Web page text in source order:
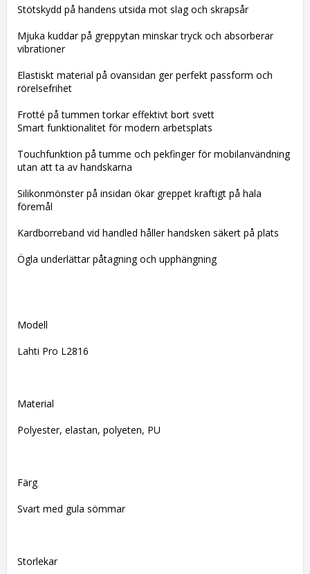
Stötskydd på handens utsida mot slag och skrapsår
Mjuka kuddar på greppytan minskar tryck och absorberar
vibrationer
Elastiskt material på ovansidan ger perfekt passform och
rörelsefrihet
Frotté på tummen torkar effektivt bort svett
Smart funktionalitet för modern arbetsplats
Touchfunktion på tumme och pekfinger för mobilanvändning
utan att ta av handskarna
Silikonmönster på insidan ökar greppet kraftigt på hala
föremål
Kardborreband vid handled håller handsken säkert på plats
Ögla underlättar påtagning och upphängning
Modell
Lahti Pro L2816
Material
Polyester, elastan, polyeten, PU
Färg
Svart med gula sömmar
Storlekar